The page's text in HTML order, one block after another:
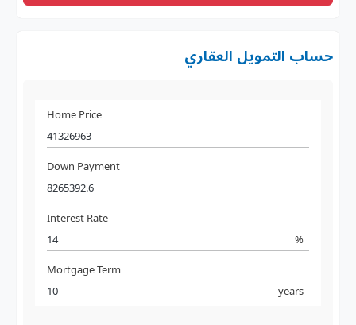
حساب التمويل العقاري
Home Price
Down Payment
Interest Rate
%
Mortgage Term
years